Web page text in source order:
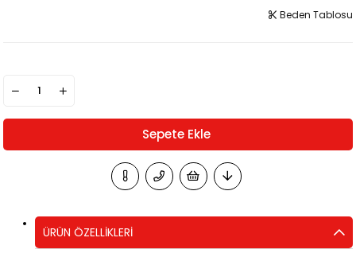
Beden Tablosu
ÜRÜN ÖZELLIKLERI